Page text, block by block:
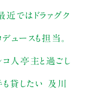
近ではドラァグク
ュースも担当。
人亭主と過ごし
も貸したい 及川